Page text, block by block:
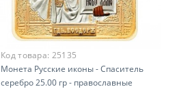
Код товара: 25135
Монета Русские иконы - Спаситель
серебро 25.00 гр - православные